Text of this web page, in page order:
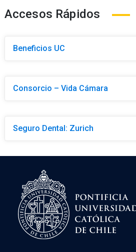
Accesos Rápidos
Beneficios UC
Consorcio – Vida Cámara
Seguro Dental: Zurich